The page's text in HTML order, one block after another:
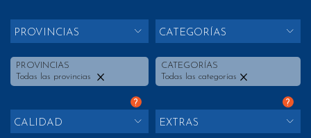
PROVINCIAS
PROVINCIAS
Todas las provincias
CATEGORÍAS
CATEGORÍAS
Todas las categorías
?
CALIDAD
?
EXTRAS